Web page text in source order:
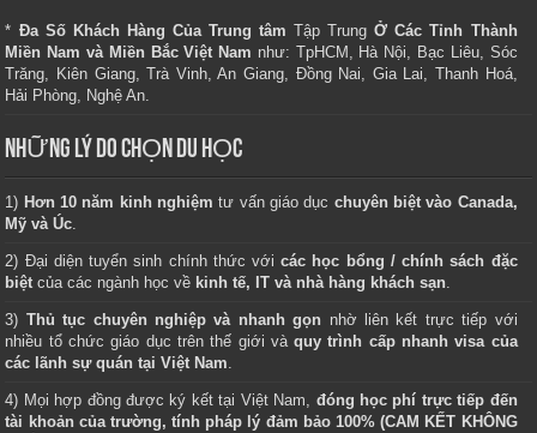
* Đa Số Khách Hàng Của Trung tâm Tập TrungỞ Các Tỉnh Thành
Miền Nam và Miền Bắc Việt Nam như: TpHCM, Hà Nội, Bạc Liêu, Sóc
Trăng, Kiên Giang, Trà Vinh, An Giang, Đồng Nai, Gia Lai, Thanh Hoá,
Hải Phòng, Nghệ An.
NHỮNG LÝ DO CHỌN DU HỌC
1) Hơn 10 năm kinh nghiệm tư vấn giáo dục chuyên biệt vào Canada,
Mỹ và Úc.
2) Đại diện tuyển sinh chính thức vớicác học bổng / chính sách đặc
biệt của các ngành học về kinh tế, IT và nhà hàng khách sạn.
3) Thủ tục chuyên nghiệp và nhanh gọn nhờ liên kết trực tiếp với
nhiều tổ chức giáo dục trên thế giới vàquy trình cấp nhanh visa của
các lãnh sự quán tại Việt Nam.
4) Mọi hợp đồng được ký kết tại Việt Nam, đóng học phí trực tiếp đến
tài khoản của trường, tính pháp lý đảm bảo 100% (CAM KẾT KHÔNG